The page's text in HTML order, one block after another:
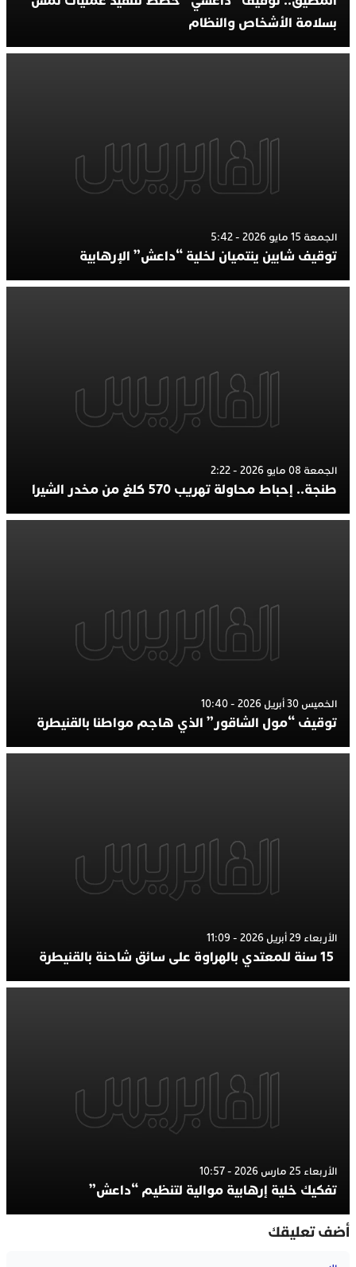
بسلامة الأشخاص والنظام
الجمعة 15 مايو 2026 - 5:42
توقيف شابين ينتميان لخلية “داعش” الإرهابية
الجمعة 08 مايو 2026 - 2:22
طنجة.. إحباط محاولة تهريب 570 كلغ من مخدر الشيرا
الخميس 30 أبريل 2026 - 10:40
توقيف “مول الشاقور” الذي هاجم مواطنا بالقنيطرة
الأربعاء 29 أبريل 2026 - 11:09
الأربعاء 25 مارس 2026 - 10:57
تفكيك خلية إرهابية موالية لتنظيم “داعش”
أضف تعليقك